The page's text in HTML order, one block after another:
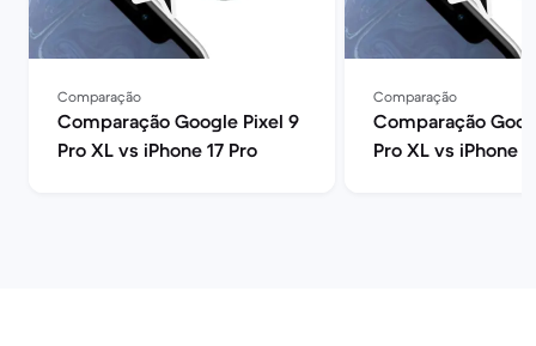
Comparação
Comparação Google Pixel 9
Pro XL vs iPhone 17 Pro
Comparação
Comparação
Pro XL vs iPhone